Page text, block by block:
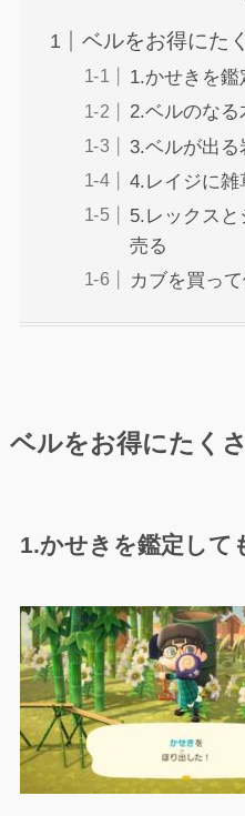
ベルをお得にた
1.かせきを
2.ベルのなる
3.ベルが出る
4.レイジに雑
5.レックス
売る
カブを買っ
ベルをお得にたく
1.かせきを鑑定して